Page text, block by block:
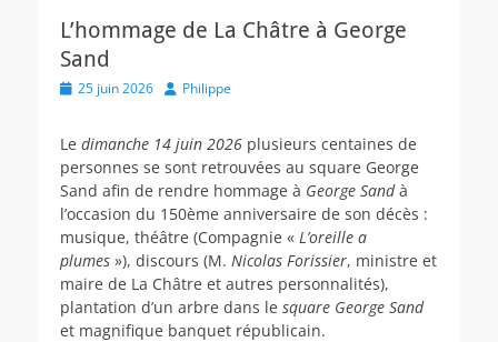
L’hommage de La Châtre à George
Sand
Posted25 juin 2026 AuthorPhilippe
Le dimanche 14 juin 2026 plusieurs centaines de
personnes se sont retrouvées au square George
Sand afin de rendre hommage à George Sandà
l’occasion du 150ème anniversaire de son décès :
musique, théâtre (Compagnie « L’oreille a
plumes »), discours (M. Nicolas Forissier, ministre et
maire de La Châtre et autres personnalités),
plantation d’un arbre dans le square George Sand
et magnifique banquet républicain.